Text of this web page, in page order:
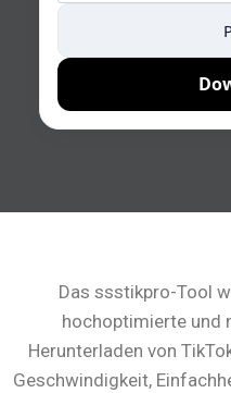
Das ssstikpro-Tool
hochoptimierte und
Herunterladen von
Geschwindigkeit,